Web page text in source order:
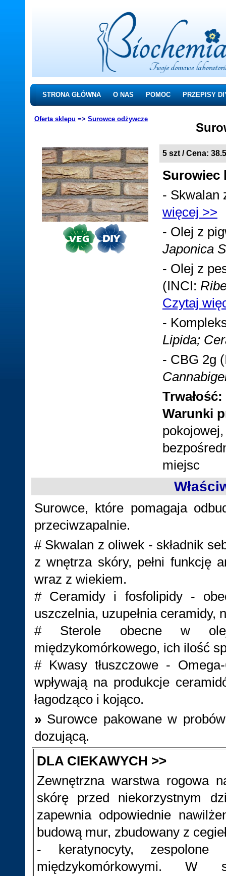
STRONA GŁÓWNA O NAS POMOC PRZEPISY
Oferta sklepu => Surowce odżywcze
5 szt / Cena:
Surowiec
- Skwalan
więcej >>
- Olej z
Japonica
- Olej z
(INCI:
Czytaj
-
Lipida;
- CBG 2g
Trwałość:
Warunki
miejsc
Surowce, które pomagaja
przeciwzapalnie.
# Skwalan z oliwek - składnik
z wnętrza skóry, pełni funkcję
wraz z wiekiem.
# Ceramidy i fosfolipidy -
uszczelnia, uzupełnia ceramidy,
# Sterole obecne w
międzykomórkowego, ich ilość
# Kwasy tłuszczowe -
wpływają na produkcje
łagodząco i kojąco.
» Surowce pakowane w
dozującą.
DLA CIEKAWYCH >>
Zewnętrzna warstwa rogowa
skórę przed niekorzystnym
zapewnia odpowiednie
budową mur, zbudowany z
- keratynocyty, zespolone
międzykomórkowymi. W